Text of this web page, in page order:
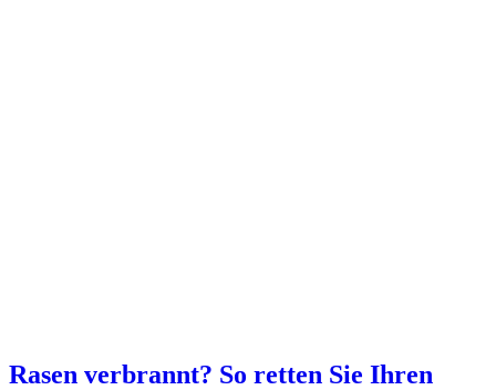
Rasen verbrannt? So retten Sie Ihren